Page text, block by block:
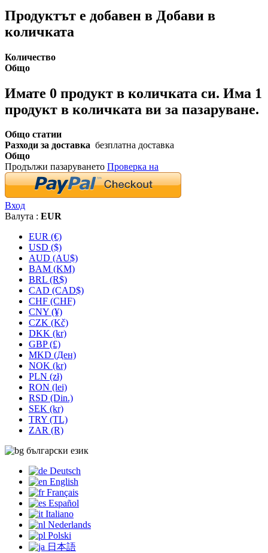
Продуктът е добавен в Добави в
количката
Количество
Общо
Имате 0 продукт в количката си. Има 1
продукт в количката ви за пазаруване.
Общо статии
Разходи за доставка безплатна доставка
Общо
Продължи пазаруването Проверка на
Вход
Валута : EUR
EUR (€)
USD ($)
AUD (AU$)
BAM (KM)
BRL (R$)
CAD (CAD$)
CHF (CHF)
CNY (¥)
CZK (Kč)
DKK (kr)
GBP (£)
MKD (Ден)
NOK (kr)
PLN (zł)
RON (lei)
RSD (Din.)
SEK (kr)
TRY (TL)
ZAR (R)
български език
Deutsch
English
Français
Español
Italiano
Nederlands
Polski
日本語